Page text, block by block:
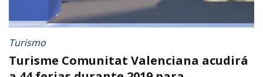
Turismo
Turisme Comunitat Valenciana acudirá